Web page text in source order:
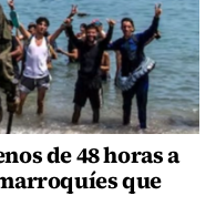
de 48 horas a
que